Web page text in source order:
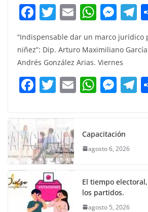
F
c
e
b
o
k
T
w
itt
er
E
ai
l
W
at
s
A
p
M
e
ss
e
n
g
T
e
a
“Indispensable dar un marco jurídico
niñez”: Dip. Arturo Maximiliano
Andrés González Arias. Viernes
F
c
e
b
o
o
k
T
itt
er
E W
s
A
p
M
e
n
er
T
Capacitación
agosto 6, 2026
El tiempo
los partidos.
agosto 5, 2026